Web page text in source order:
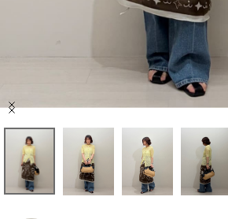
ご利用ガイド/ヘルプ
Item